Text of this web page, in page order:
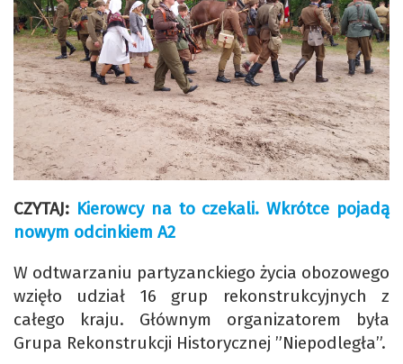
CZYTAJ: Kierowcy na to czekali. Wkrótce pojadą
nowym odcinkiem A2
W odtwarzaniu partyzanckiego życia obozowego
wzięło udział 16 grup rekonstrukcyjnych z
całego kraju. Głównym organizatorem była
Grupa Rekonstrukcji Historycznej ”Niepodległa”.